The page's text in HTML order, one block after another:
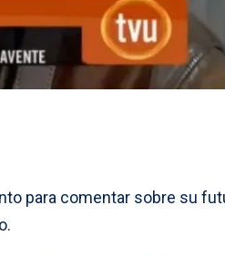
para comentar sobre su